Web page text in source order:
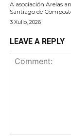
A asociación Arelas
Santiago de
3 Xullo, 2026
LEAVE A REPLY